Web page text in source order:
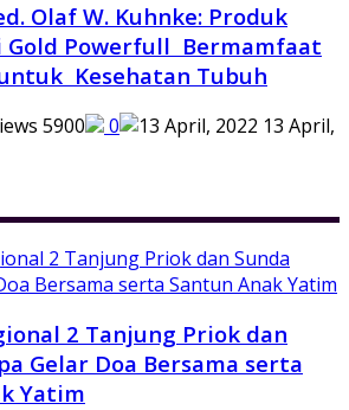
Olaf W. Kuhnke: Produk
Gold Powerfull Bermamfaat
Kesehatan Tubuh
5900 0
13 April,
2 Tanjung Priok dan
Gelar Doa Bersama serta
Yatim